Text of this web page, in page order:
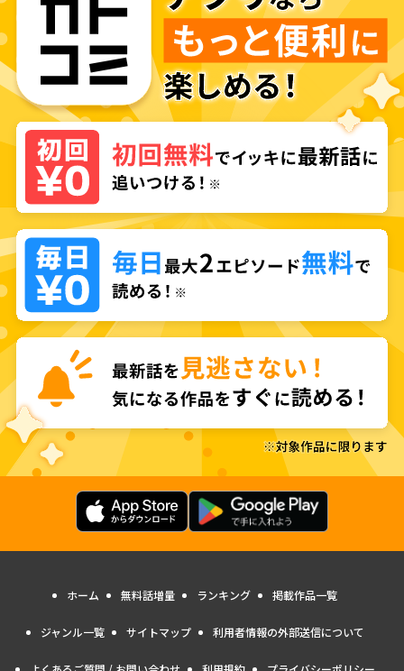
ホーム 無料話増量 ランキング 掲載作品一覧
ジャンル一覧 サイトマップ 利用者情報の外部送信について